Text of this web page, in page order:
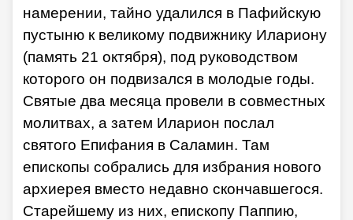
намерении, тайно удалился в Пафийскую
пустыню к великому подвижнику Илариону
(память 21 октября), под руководством
которого он подвизался в молодые годы.
Святые два месяца провели в совместных
молитвах, а затем Иларион послал
святого Епифания в Саламин. Там
епископы собрались для избрания нового
архиерея вместо недавно скончавшегося.
Старейшему из них, епископу Паппию,